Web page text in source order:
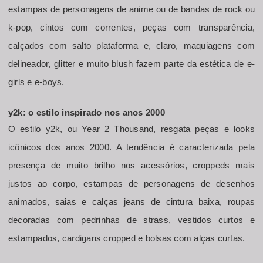
estampas de personagens de anime ou de bandas de rock ou
k-pop, cintos com correntes, peças com transparência,
calçados com salto plataforma e, claro, maquiagens com
delineador, glitter e muito blush fazem parte da estética de e-
girls e e-boys.
y2k: o estilo inspirado nos anos 2000
O estilo y2k, ou Year 2 Thousand, resgata peças e looks
icônicos dos anos 2000. A tendência é caracterizada pela
presença de muito brilho nos acessórios, croppeds mais
justos ao corpo, estampas de personagens de desenhos
animados, saias e calças jeans de cintura baixa, roupas
decoradas com pedrinhas de strass, vestidos curtos e
estampados, cardigans cropped e bolsas com alças curtas.